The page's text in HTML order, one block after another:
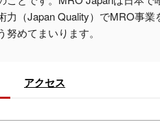
り方法について
力（Japan Quality）でMRO事
努めてまいります。
アクセス